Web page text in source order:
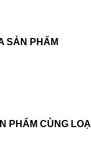
SẢN PHẨM
PHẨM CÙNG LOẠI